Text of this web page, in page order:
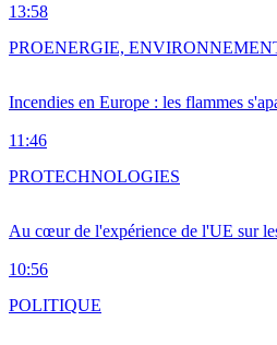
13:58
Incendies en Europe : les flammes
11:46
PROENERGIE,
Au cœur de l'expérience de l'UE sur
10:56
PROTECHNOLOGIES
POLITIQUE